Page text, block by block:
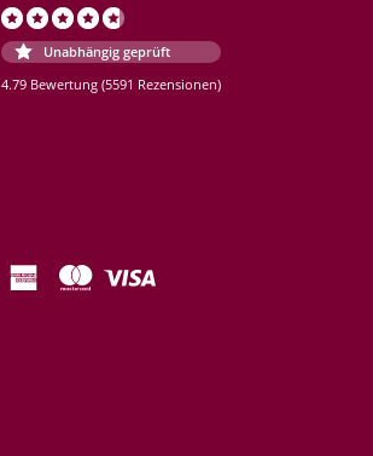
Unabhängig geprüft
4.79 Bewertung (5591 Rezensionen)